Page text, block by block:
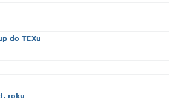
do TEXu
roku